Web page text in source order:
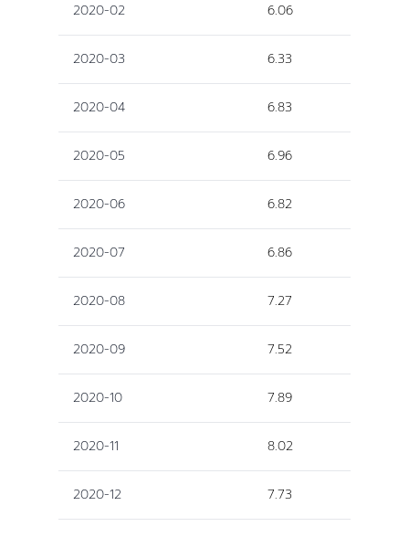
2020-02 6.06
2020-03 6.33
2020-04 6.83
2020-05 6.96
2020-06 6.82
2020-07 6.86
2020-08 7.27
2020-09 7.52
2020-10 7.89
2020-11 8.02
2020-12 7.73